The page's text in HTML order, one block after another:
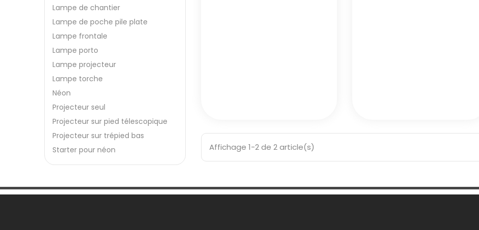
Lampe de chantier
Lampe de poche pile plate
Lampe frontale
Lampe porto
Lampe projecteur
Lampe torche
Néon
Projecteur seul
Projecteur sur pied télescopique
Projecteur sur trépied bas
Starter pour néon
Affichage 1-2 de 2 article(s)